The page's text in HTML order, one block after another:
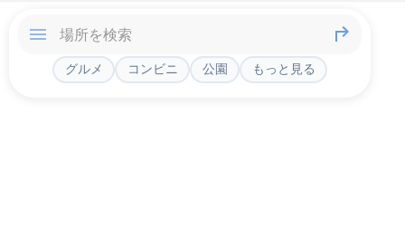
グルメ コンビニ 公園 もっと見る